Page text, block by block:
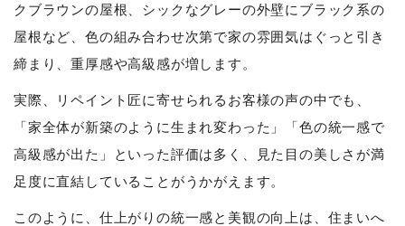
クブラウンの屋根、シックなグレーの外壁にブラック系の
屋根など、色の組み合わせ次第で家の雰囲気はぐっと引き
締まり、重厚感や高級感が増します。
実際、リペイント匠に寄せられるお客様の声の中でも、
「家全体が新築のように生まれ変わった」「色の統一感で
高級感が出た」といった評価は多く、見た目の美しさが満
足度に直結していることがうかがえます。
このように、仕上がりの統一感と美観の向上は、住まいへ